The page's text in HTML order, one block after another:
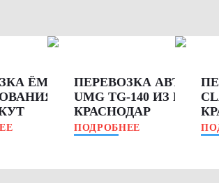
ЁМКОСТНОГО
ИЗ КУРГАНА
ПЕРЕВОЗКА
UMG TG-140 ИЗ
КРАСНОДАР
ПОДРОБНЕЕ